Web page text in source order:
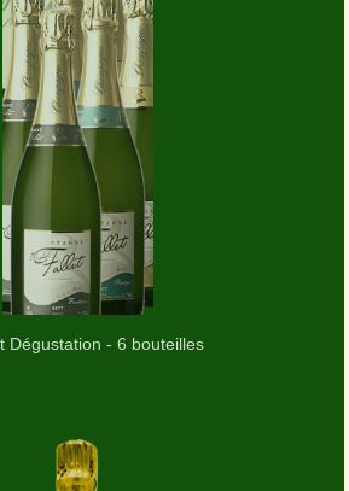
Dégustation - 6 bouteilles